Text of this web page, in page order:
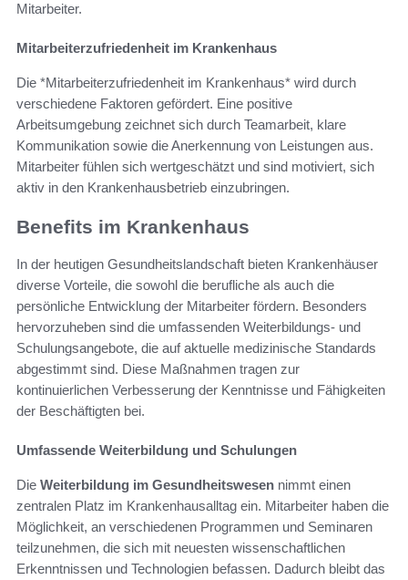
Mitarbeiter.
Mitarbeiterzufriedenheit im Krankenhaus
Die *Mitarbeiterzufriedenheit im Krankenhaus* wird durch
verschiedene Faktoren gefördert. Eine positive
Arbeitsumgebung zeichnet sich durch Teamarbeit, klare
Kommunikation sowie die Anerkennung von Leistungen aus.
Mitarbeiter fühlen sich wertgeschätzt und sind motiviert, sich
aktiv in den Krankenhausbetrieb einzubringen.
Benefits im Krankenhaus
In der heutigen Gesundheitslandschaft bieten Krankenhäuser
diverse Vorteile, die sowohl die berufliche als auch die
persönliche Entwicklung der Mitarbeiter fördern. Besonders
hervorzuheben sind die umfassenden Weiterbildungs- und
Schulungsangebote, die auf aktuelle medizinische Standards
abgestimmt sind. Diese Maßnahmen tragen zur
kontinuierlichen Verbesserung der Kenntnisse und Fähigkeiten
der Beschäftigten bei.
Umfassende Weiterbildung und Schulungen
Die Weiterbildung im Gesundheitswesen nimmt einen
zentralen Platz im Krankenhausalltag ein. Mitarbeiter haben die
Möglichkeit, an verschiedenen Programmen und Seminaren
teilzunehmen, die sich mit neuesten wissenschaftlichen
Erkenntnissen und Technologien befassen. Dadurch bleibt das